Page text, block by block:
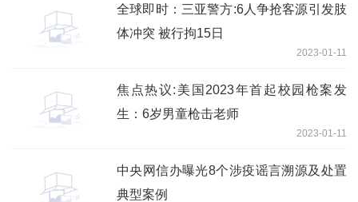
全球即时：三亚警方:6人争抢客源引发肢
体冲突 被行拘15日
2023-01-11
焦点热议:美国2023年首起校园枪案发
生：6岁男童枪击老师
2023-01-11
中央网信办曝光8个涉疫谣言溯源及处置
典型案例